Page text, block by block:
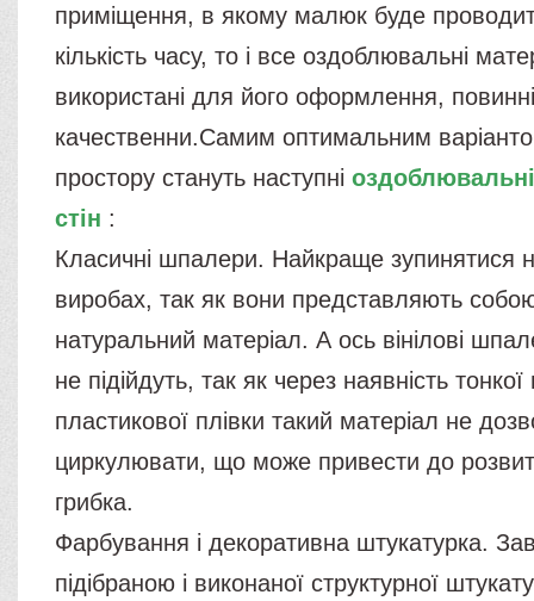
приміщення, в якому малюк буде
кількість часу, то і все оздоблювальні
використані для його оформлення, повинні
качественни.Самим оптимальним
простору стануть наступні
стін :
Класичні шпалери. Найкраще зупинятися
виробах, так як вони представляють
натуральний матеріал. А ось вінілові
не підійдуть, так як через наявність тонкої
пластикової плівки такий матеріал не
циркулювати, що може привести до
грибка.
Фарбування і декоративна штукатурка.
підібраною і виконаної структурної